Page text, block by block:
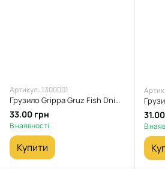
Артикул: 1300001
Грузило Grippa Gruz Fish Dnipro чорний 50 г
33.00 грн
В наявності
Купити
В